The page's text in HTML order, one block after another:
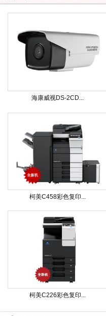
海康威视DS-2CD...
柯美C458彩色复印...
柯美C226彩色复印...